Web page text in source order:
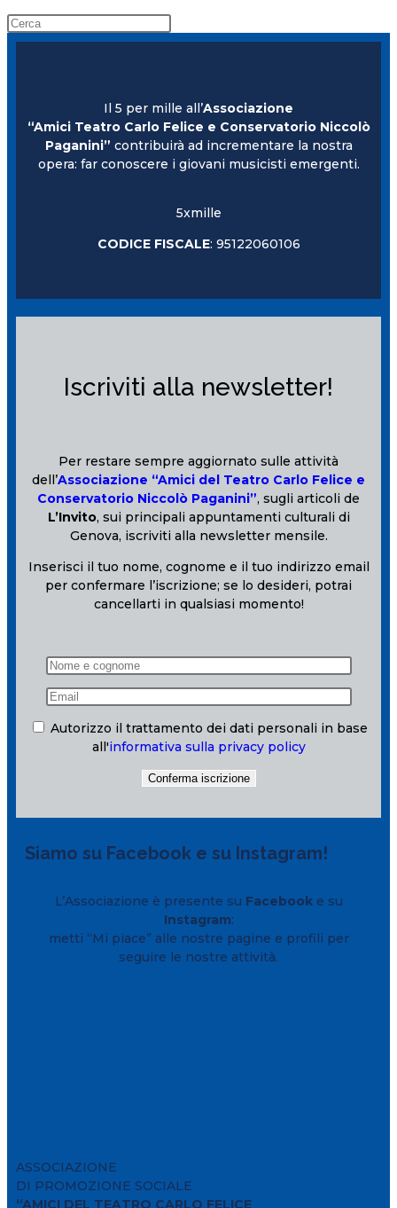
Il 5 per mille all’Associazione
“Amici Teatro Carlo Felice e Conservatorio Niccolò
Paganini” contribuirà ad incrementare la nostra
opera: far conoscere i giovani musicisti emergenti.
5xmille
CODICE FISCALE: 95122060106
Iscriviti alla newsletter!
Per restare sempre aggiornato sulle attività
dell’Associazione “Amici del Teatro Carlo Felice e
Conservatorio Niccolò Paganini”, sugli articoli de
L’Invito, sui principali appuntamenti culturali di
Genova, iscriviti alla newsletter mensile.
Inserisci il tuo nome, cognome e il tuo indirizzo email
per confermare l’iscrizione; se lo desideri, potrai
cancellarti in qualsiasi momento!
Autorizzo il trattamento dei dati personali in base
all'informativa sulla privacy policy
Siamo su Facebook e su Instagram!
L’Associazione è presente su Facebooke su
Instagram:
metti “Mi piace” alle nostre pagine e profili per
seguire le nostre attività.
ASSOCIAZIONE
DI PROMOZIONE SOCIALE
“AMICI DEL TEATRO CARLO FELICE